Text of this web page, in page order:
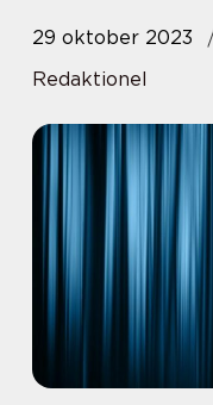
29 oktober 2023
Redaktionel